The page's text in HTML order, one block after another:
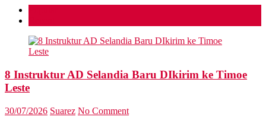
8 Instruktur AD Selandia Baru DIkirim ke Timoe
Leste
30/07/2026 Suarez No Comment